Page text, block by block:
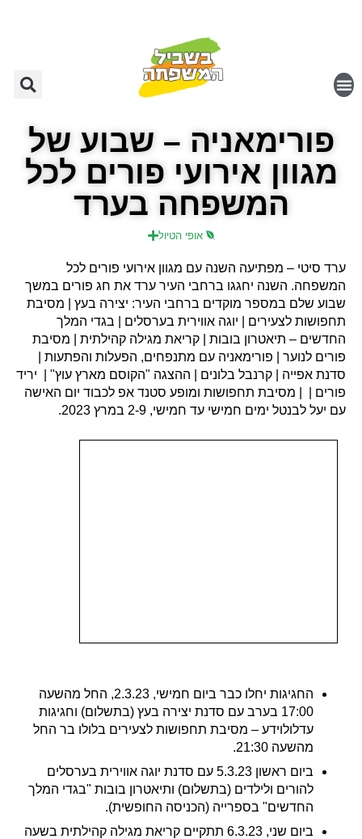
פורימאניה – שבוע של
מגוון אירועי פורים לכל
המשפחה בערד
אופי הטיול
ערד סיטי – מפתיעה השנה עם מגוון אירועי פורים לכל
המשפחה. השנה יחגגו ברחבי העיר ערד את חג פורים במשך
שבוע שלם במספר מוקדים ברחבי העיר: יצירה בעץ | מסיבת
תחפושות לצעירים | יוגה אווירית בערסלים | בגדי המלך
החדשים – תיאטרון בובות | קריאת מגילה קהילתית | מסיבת
פורים לנוער | פורימאניה עם מתנפחים, הפעלות והפתעות |
סדנת אפייה | קרנבל בלונים | ההצגה "הקוסם מארץ עוץ" | יריד
פורים | | מסיבת תחפושות ומופע סטנד אפ לכבוד יום האישה
עם יעל לבנטל ימים חמישי עד חמישי, 2-9 במרץ 2023.
החגיגות יחלו כבר ביום חמישי, 2.3.23, החל מהשעה
17:00 בערב עם סדנת יצירה בעץ (בתשלום) וחגיגות
עדלולוידע – מסיבת תחפושות לצעירים בלולו בר החל
מהשעה 21:30.
ביום ראשון 5.3.23 עם סדנת יוגה אווירית בערסלים
להורים ולילדים (בתשלום) ותיאטרון בובות "בגדי המלך
החדשים" בספרייה (הכניסה החופשית).
ביום שני, 6.3.23 תתקיים קריאת מגילה קהילתית בשעה